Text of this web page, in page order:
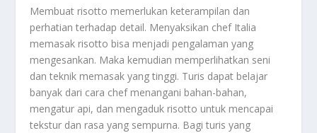
Membuat risotto memerlukan keterampilan dan
perhatian terhadap detail. Menyaksikan chef Italia
memasak risotto bisa menjadi pengalaman yang
mengesankan. Maka kemudian memperlihatkan seni
dan teknik memasak yang tinggi. Turis dapat belajar
banyak dari cara chef menangani bahan-bahan,
mengatur api, dan mengaduk risotto untuk mencapai
tekstur dan rasa yang sempurna. Bagi turis yang